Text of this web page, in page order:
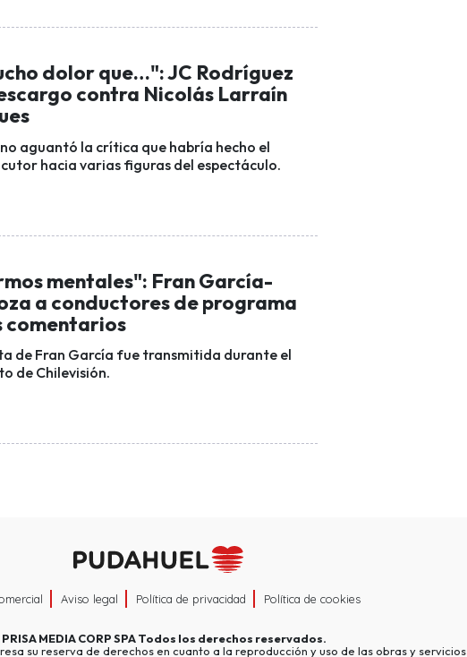
dolor que…": JC Rodríguez
contra Nicolás Larraín
aguantó la crítica que habría hecho el
hacia varias figuras del espectáculo.
mentales": Fran García-
a conductores de programa
comentarios
de Fran García fue transmitida durante el
de Chilevisión.
Aviso legal Política de privacidad Política de cookies
PRISA MEDIA CORP SPATodos los derechos reservados.
su reserva de derechos en cuanto a la reproducción y uso de las obras y servicios